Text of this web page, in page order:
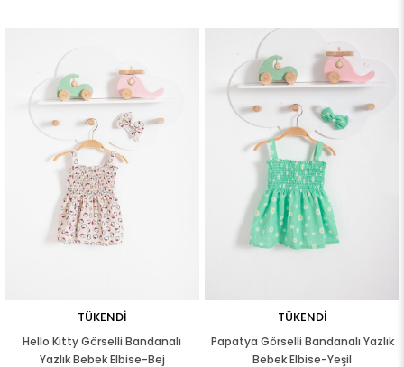
TÜKENDI
Hello Kitty Görselli Bandanalı
Yazlık Bebek Elbise-Bej
TÜKENDI
Papatya Görselli Bandanalı Yazlık
Bebek Elbise-Yeşil